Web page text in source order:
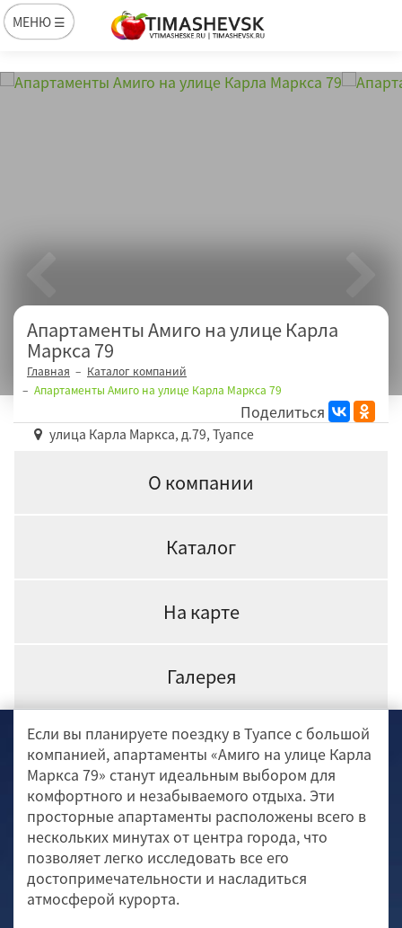
МЕНЮ ☰
Апартаменты Амиго на улице Карла
Маркса 79
Главная
Каталог компаний
Апартаменты Амиго на улице Карла Маркса 79
Поделиться
улица Карла Маркса, д.79, Туапсе
О компании
Каталог
На карте
Галерея
Если вы планируете поездку в Туапсе с большой
компанией, апартаменты «Амиго на улице Карла
Маркса 79» станут идеальным выбором для
комфортного и незабываемого отдыха. Эти
просторные апартаменты расположены всего в
нескольких минутах от центра города, что
позволяет легко исследовать все его
достопримечательности и насладиться
атмосферой курорта.